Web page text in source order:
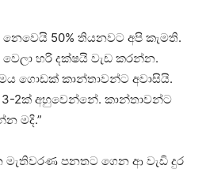
50% තියනවට අපි කැමති.
හරි දක්ෂයි වැඩ කරන්න.
ගොඩක් කාන්තාවන්ට අවාසියි.
2ක් අහුවෙන්නේ. කාන්තාවන්ට
මදි.”
මැතිවරණ පනතට ගෙන ආ වැඩි දුර